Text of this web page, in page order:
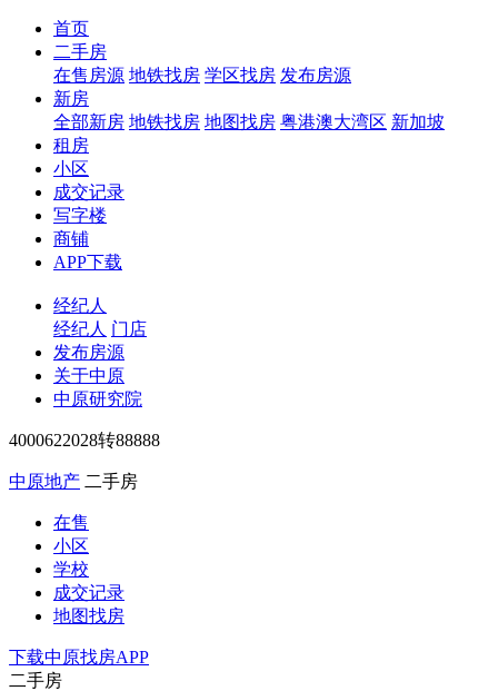
首页
二手房
在售房源 地铁找房 学区找房 发布房源
新房
全部新房 地铁找房 地图找房 粤港澳大湾区 新加坡
租房
小区
成交记录
写字楼
商铺
APP下载
经纪人
经纪人 门店
发布房源
关于中原
中原研究院
4000622028转88888
中原地产 二手房
在售
小区
学校
成交记录
地图找房
下载中原找房APP
二手房